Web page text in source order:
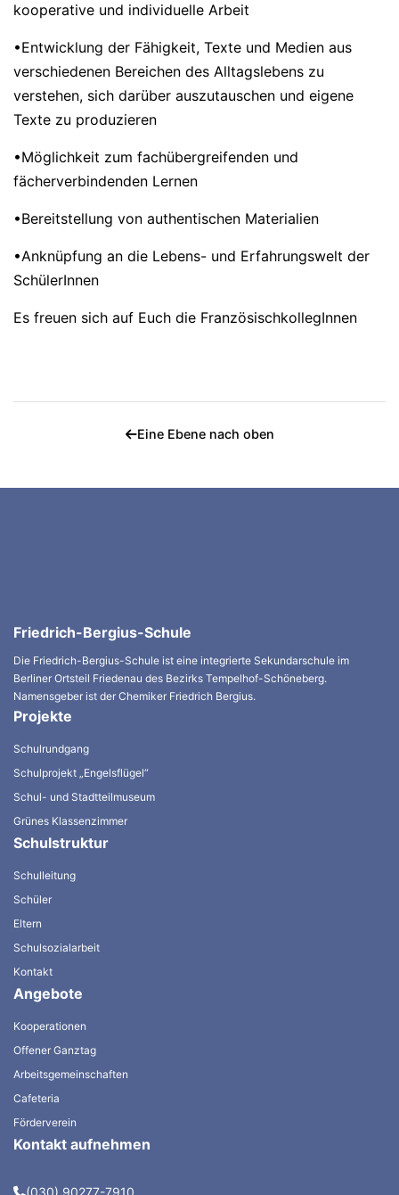
kooperative und individuelle Arbeit
•Entwicklung der Fähigkeit, Texte und Medien aus
verschiedenen Bereichen des Alltagslebens zu
verstehen, sich darüber auszutauschen und eigene
Texte zu produzieren
•Möglichkeit zum fachübergreifenden und
fächerverbindenden Lernen
•Bereitstellung von authentischen Materialien
•Anknüpfung an die Lebens- und Erfahrungswelt der
SchülerInnen
Es freuen sich auf Euch die FranzösischkollegInnen
Eine Ebene nach oben
Friedrich-Bergius-Schule
Die Friedrich-Bergius-Schule ist eine integrierte Sekundarschule im
Berliner Ortsteil Friedenau des Bezirks Tempelhof-Schöneberg.
Namensgeber ist der Chemiker Friedrich Bergius.
Projekte
Schulrundgang
Schulprojekt „Engelsflügel“
Schul- und Stadtteilmuseum
Grünes Klassenzimmer
Schulstruktur
Schulleitung
Schüler
Eltern
Schulsozialarbeit
Kontakt
Angebote
Kooperationen
Offener Ganztag
Arbeitsgemeinschaften
Cafeteria
Förderverein
Kontakt aufnehmen
(030) 90277-7910